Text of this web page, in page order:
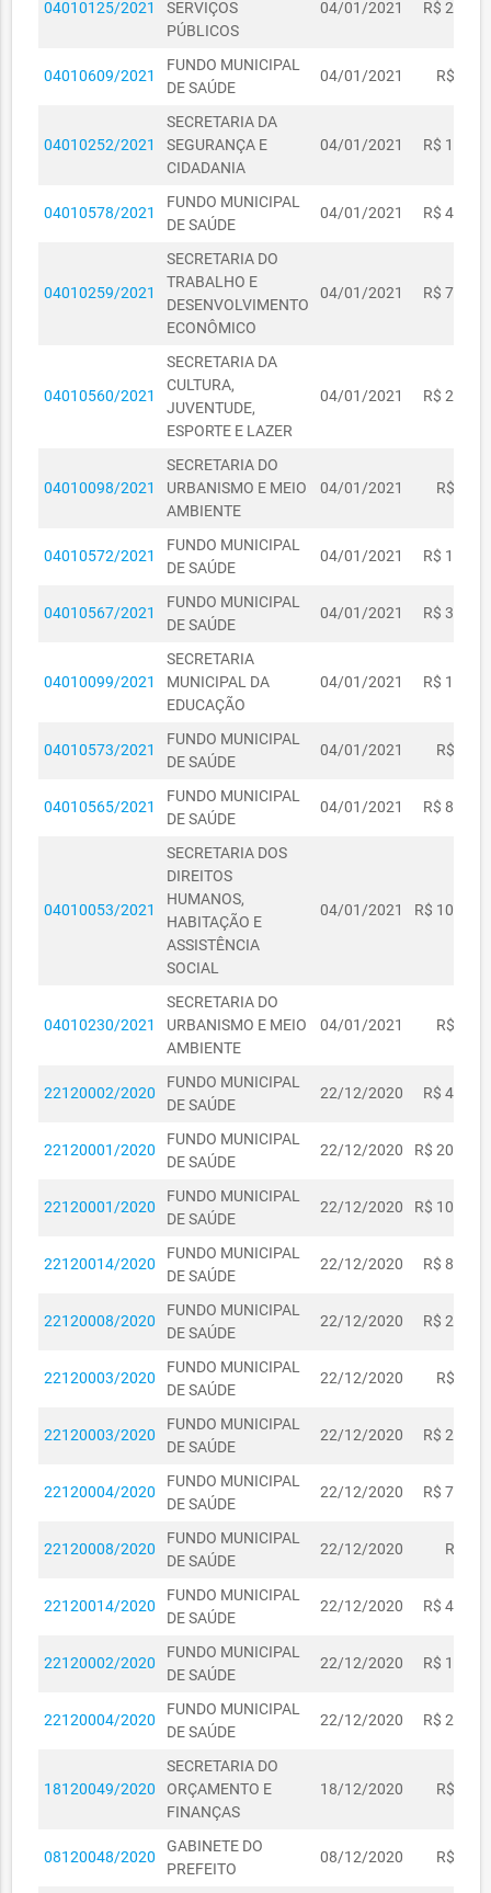
04010125/2021
SERVIÇOS
PÚBLICOS
04/01/2021 R$
04010609/2021
FUNDO MUNICIPAL
DE SAÚDE
04/01/2021 R$
04010252/2021
SECRETARIA DA
SEGURANÇA E
CIDADANIA
04/01/2021 R$
04010578/2021
FUNDO MUNICIPAL
DE SAÚDE
04/01/2021 R$
04010259/2021
SECRETARIA DO
TRABALHO E
DESENVOLVIMENTO
ECONÔMICO
04/01/2021 R$
04010560/2021
SECRETARIA DA
CULTURA,
JUVENTUDE,
ESPORTE E LAZER
04/01/2021 R$
04010098/2021
SECRETARIA DO
URBANISMO E MEIO
AMBIENTE
04/01/2021 R$
04010572/2021
FUNDO MUNICIPAL
DE SAÚDE
04/01/2021 R$
04010567/2021
FUNDO MUNICIPAL
DE SAÚDE
04/01/2021 R$
04010099/2021
SECRETARIA
MUNICIPAL DA
EDUCAÇÃO
04/01/2021 R$
04010573/2021
FUNDO MUNICIPAL
DE SAÚDE
04/01/2021 R$
04010565/2021
FUNDO MUNICIPAL
DE SAÚDE
04/01/2021 R$
04010053/2021
SECRETARIA DOS
DIREITOS
HUMANOS,
HABITAÇÃO E
ASSISTÊNCIA
SOCIAL
04/01/2021 R$
04010230/2021
SECRETARIA DO
URBANISMO E MEIO
AMBIENTE
04/01/2021 R$
22120002/2020
FUNDO MUNICIPAL
DE SAÚDE
22/12/2020 R$
22120001/2020
FUNDO MUNICIPAL
DE SAÚDE
22/12/2020 R$
22120001/2020
FUNDO MUNICIPAL
DE SAÚDE
22/12/2020 R$
22120014/2020
FUNDO MUNICIPAL
DE SAÚDE
22/12/2020 R$
22120008/2020
FUNDO MUNICIPAL
DE SAÚDE
22/12/2020 R$
22120003/2020
FUNDO MUNICIPAL
DE SAÚDE
22/12/2020 R$
22120003/2020
FUNDO MUNICIPAL
DE SAÚDE
22/12/2020 R$
22120004/2020
FUNDO MUNICIPAL
DE SAÚDE
22/12/2020 R$
22120008/2020
FUNDO MUNICIPAL
DE SAÚDE
22/12/2020 R$
22120014/2020
FUNDO MUNICIPAL
DE SAÚDE
22/12/2020 R$
22120002/2020
FUNDO MUNICIPAL
DE SAÚDE
22/12/2020 R$
22120004/2020
FUNDO MUNICIPAL
DE SAÚDE
22/12/2020 R$
18120049/2020
SECRETARIA DO
ORÇAMENTO E
FINANÇAS
18/12/2020 R$
08120048/2020
GABINETE DO
PREFEITO
08/12/2020 R$